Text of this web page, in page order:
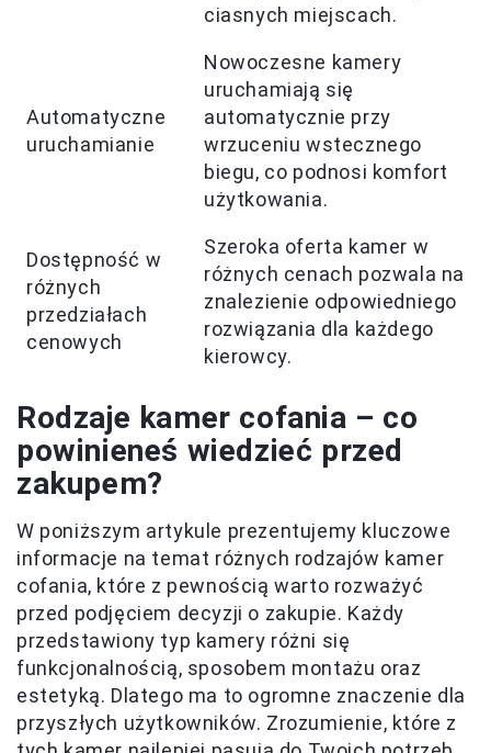
ciasnych miejscach.
Automatyczne
uruchamianie
Nowoczesne kamery
uruchamiają się
automatycznie przy
wrzuceniu wstecznego
biegu, co podnosi komfort
użytkowania.
Dostępność w
różnych
przedziałach
cenowych
Szeroka oferta kamer w
różnych cenach pozwala na
znalezienie odpowiedniego
rozwiązania dla każdego
kierowcy.
Rodzaje kamer cofania – co
powinieneś wiedzieć przed
zakupem?
W poniższym artykule prezentujemy kluczowe
informacje na temat różnych rodzajów kamer
cofania, które z pewnością warto rozważyć
przed podjęciem decyzji o zakupie. Każdy
przedstawiony typ kamery różni się
funkcjonalnością, sposobem montażu oraz
estetyką. Dlatego ma to ogromne znaczenie dla
przyszłych użytkowników. Zrozumienie, które z